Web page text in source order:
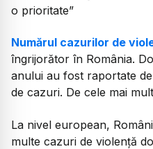
o prioritate”
Numărul cazurilor de
îngrijorător în România.
anului au fost raportate
de cazuri. De cele mai
La nivel european,
multe cazuri de violență